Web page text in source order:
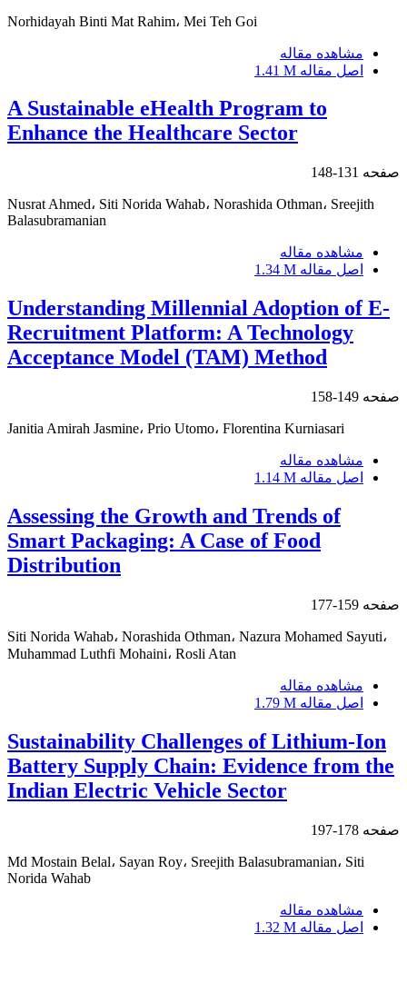
Norhidayah Binti Mat Rahim، Mei Teh Goi
مشاهده مقاله
اصل مقاله 1.41 M
A Sustainable eHealth Program to
Enhance the Healthcare Sector
صفحه 131-148
Nusrat Ahmed، Siti Norida Wahab، Norashida Othman، Sreejith
Balasubramanian
مشاهده مقاله
اصل مقاله 1.34 M
Understanding Millennial Adoption of E-
Recruitment Platform: A Technology
Acceptance Model (TAM) Method
صفحه 149-158
Janitia Amirah Jasmine، Prio Utomo، Florentina Kurniasari
مشاهده مقاله
اصل مقاله 1.14 M
Assessing the Growth and Trends of
Smart Packaging: A Case of Food
Distribution
صفحه 159-177
Siti Norida Wahab، Norashida Othman، Nazura Mohamed Sayuti،
Muhammad Luthfi Mohaini، Rosli Atan
مشاهده مقاله
اصل مقاله 1.79 M
Sustainability Challenges of Lithium-Ion
Battery Supply Chain: Evidence from the
Indian Electric Vehicle Sector
صفحه 178-197
Md Mostain Belal، Sayan Roy، Sreejith Balasubramanian، Siti
Norida Wahab
مشاهده مقاله
اصل مقاله 1.32 M